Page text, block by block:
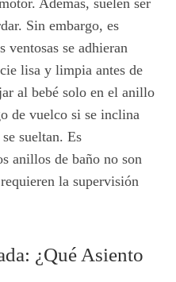
Sin embargo, es
ventosas se adhieran
lisa y limpia antes de
al bebé solo en el anillo
de vuelco si se inclina
sueltan. Es
anillos de baño no son
la supervisión
¿Qué Asiento